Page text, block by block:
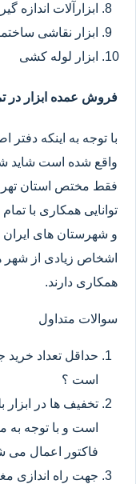
ابزارآلات اندازه
ابزار نقاشی
ابزار لوله کشی
فروش عمده ابزار در
با توجه به اینکه دفتر
واقع شده است شاید
فقط مختص استان
توانایی همکاری با
و شهرستان های
اشخاص زیادی از شهر
همکاری دارند.
سوالات متداول
حداقل تعداد
است ؟
تخفیف ها در
است و با توجه به
فاکتور اعمال می
جهت راه اندازی